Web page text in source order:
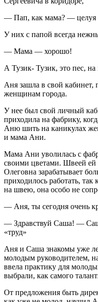
— Пап, как мама? — целуя
У них с папой всегда
— Мама — хорошо!
А Тузик- Тузик, это пес,
Аня зашла в свой кабинет,
женщинам города.
У нее был свой личный
приходила на фабрику,
Аню шить на каникулах
и мама Ани.
Мама Ани уволилась с
своими цветами. Швеей ей
Олеговна зарабатывает
приходилось работать, так
на швею, она особо не
— Аня, ты сегодня очень
— Здравствуй Саша! —
«труд»
Аня и Саша знакомы уже
молодым руководителем,
ввела практику для
выбрали, как самого
От предложения быть